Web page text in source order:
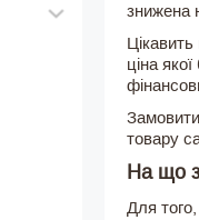
знижена
ціна
товару
На що
Для